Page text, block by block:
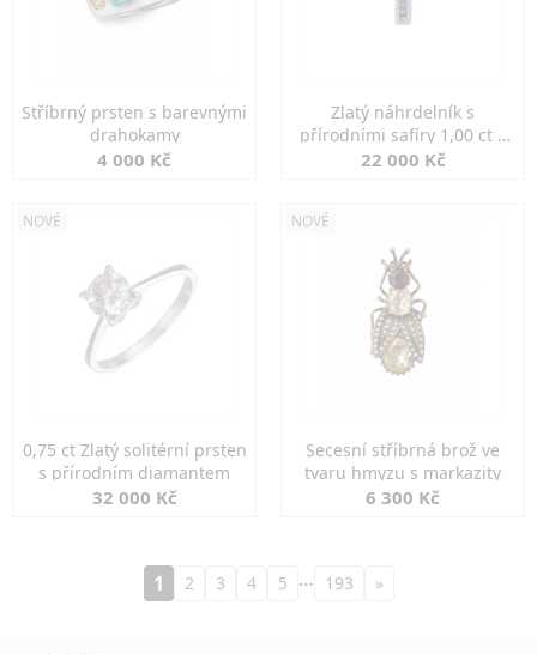
Stříbrný prsten s barevnými
drahokamy
4 000 Kč
Zlatý náhrdelník s
přírodními safíry 1,00 ct a
diamanty
22 000 Kč
NOVÉ
0,75 ct Zlatý solitérní prsten
s přírodním diamantem
32 000 Kč
NOVÉ
Secesní stříbrná brož ve
tvaru hmyzu s markazity
6 300 Kč
1 2 3 4 5 … 193 »